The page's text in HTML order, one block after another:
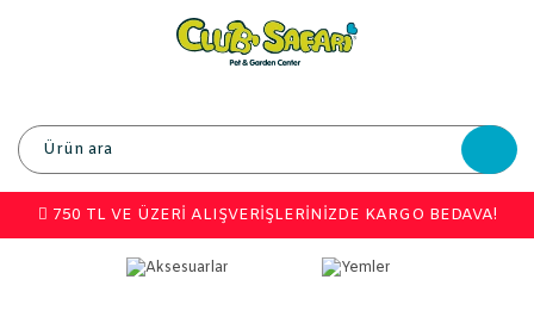
750 TL VE ÜZERİ ALIŞVERİŞLERİNİZDE KARGO BEDAVA!